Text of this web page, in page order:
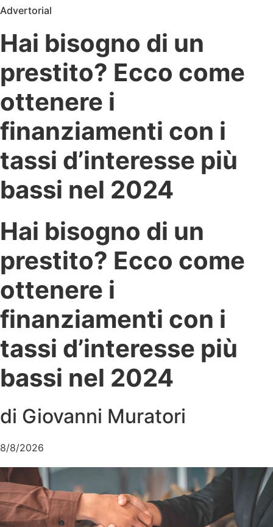
Advertorial
Hai bisogno di un
prestito? Ecco come
ottenere i
finanziamenti con i
tassi d’interesse più
bassi nel 2024
Hai bisogno di un
prestito? Ecco come
ottenere i
finanziamenti con i
tassi d’interesse più
bassi nel 2024
di Giovanni Muratori
8/8/2026